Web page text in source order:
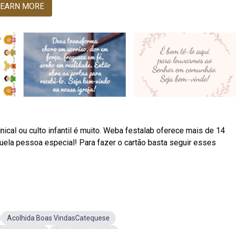
MORE
ou culto infantil é muito. Weba festalab oferece mais de 14
pessoa especial! Para fazer o cartão basta seguir esses
Acolhida Boas VindasCatequese